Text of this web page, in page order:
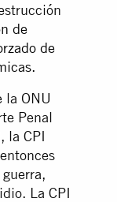
de
de
.
la ONU
Penal
la CPI
La CPI